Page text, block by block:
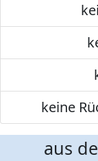
keine
aus